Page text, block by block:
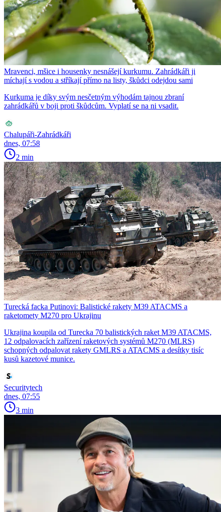
Mravenci, mšice i housenky nesnášejí kurkumu. Zahrádkáři ji
míchají s vodou a stříkají přímo na listy, škůdci odejdou sami
Kurkuma je díky svým nesčetným výhodám tajnou zbraní
zahrádkářů v boji proti škůdcům. Vyplatí se na ni vsadit.
Chalupáři-Zahrádkáři
dnes, 07:58
2 min
Turecká facka Putinovi: Balistické rakety M39 ATACMS a
raketomety M270 pro Ukrajinu
Ukrajina koupila od Turecka 70 balistických raket M39 ATACMS,
12 odpalovacích zařízení raketových systémů M270 (MLRS)
schopných odpalovat rakety GMLRS a ATACMS a desítky tisíc
kusů kazetové munice.
Securitytech
dnes, 07:55
3 min